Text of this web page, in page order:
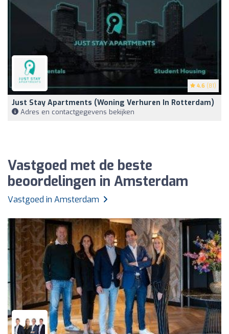
4.6 (81)
Just Stay Apartments (woning Verhuren In Rotterdam)
Adres en contactgegevens bekijken
Vastgoed met de beste
beoordelingen in Amsterdam
Vastgoed in Amsterdam